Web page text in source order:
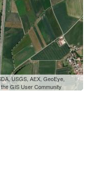
USGS, AEX, GeoEye,
GIS User Community